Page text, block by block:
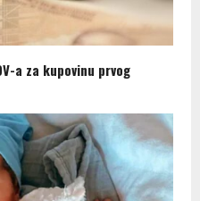
a za kupovinu prvog